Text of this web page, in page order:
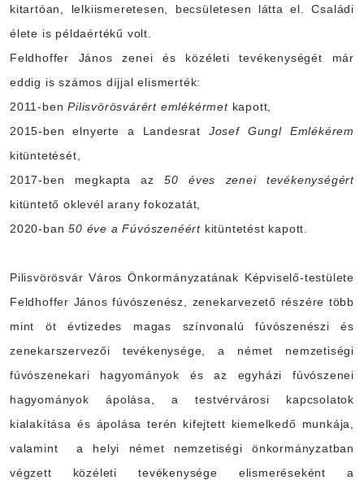
kitartóan, lelkiismeretesen, becsületesen látta el. Családi
élete is példaértékű volt.
Feldhoffer János zenei és közéleti tevékenységét már
eddig is számos díjjal elismerték:
2011-benPilisvörösvárért emlékérmetkapott,
2015-ben elnyerte a Landesrat Josef Gungl Emlékérem
kitüntetését,
2017-ben megkapta az50 éves zenei tevékenységért
kitüntető oklevél arany fokozatát,
2020-ban50 éve a Fúvószenéért kitüntetést kapott.
Pilisvörösvár Város Önkormányzatának Képviselő-testülete
Feldhoffer Jánosfúvószenész, zenekarvezető részére több
mint öt évtizedes magas színvonalú fúvószenészi és
zenekarszervezői tevékenysége, a német nemzetiségi
fúvószenekari hagyományok és az egyházi fúvószenei
hagyományok ápolása, a testvérvárosi kapcsolatok
kialakítása és ápolása terén kifejtett kiemelkedő munkája,
valamint
a helyi német nemzetiségi önkormányzatban
végzett közéleti tevékenysége elismeréseként a